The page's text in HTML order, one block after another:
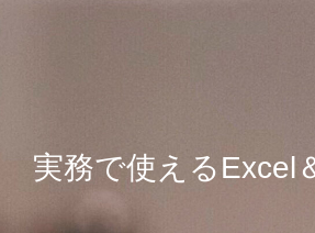
実務で使えるExcel